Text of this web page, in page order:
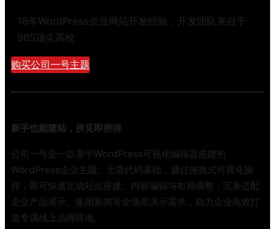
16年WordPress企业网站开发经验，开发团队来自于
985顶尖高校
购买公司一号主题
新手也能建站，所见即所得
公司一号是一款基于WordPress可视化编辑器搭建的
WordPress企业主题。无需代码基础，通过拖拽式可视化操
作，即可快速完成站点搭建、内容编辑与布局调整，完美适配
企业产品展示、集团新闻等全场景演示需求，助力企业高效打
造专属线上品牌阵地。